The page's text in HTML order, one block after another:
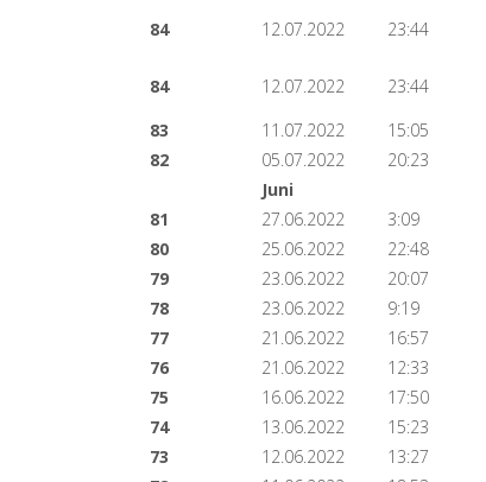
84
12.07.2022 23:44
84
12.07.2022 23:44
83
11.07.2022 15:05
82
05.07.2022 20:23
Juni
81
27.06.2022 3:09
80
25.06.2022 22:48
79
23.06.2022 20:07
78
23.06.2022 9:19
77
21.06.2022 16:57
76
21.06.2022 12:33
75
16.06.2022 17:50
74
13.06.2022 15:23
73
12.06.2022 13:27